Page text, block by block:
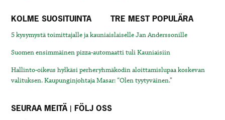
KOLME SUOSITUINTA TRE MEST POPULÄRA
5 kysymystä toimittajalle ja kauniaislaiselle Jan Anderssonille
Suomen ensimmäinen pizza-automaatti tuli Kauniaisiin
Hallinto-oikeus hylkäsi perheryhmäkodin aloittamislupaa koskevan
valituksen. Kaupunginjohtaja Masar: “Olen tyytyväinen.”
SEURAA MEITÄ | FÖLJ OSS